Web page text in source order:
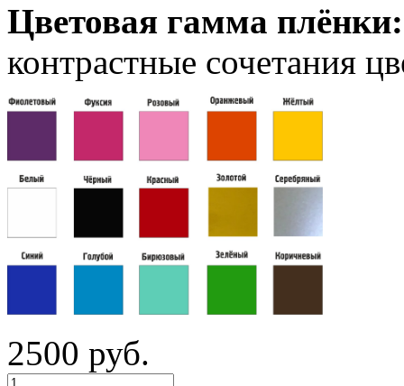
Цветовая гамма
контрастные сочетания
2500 руб.